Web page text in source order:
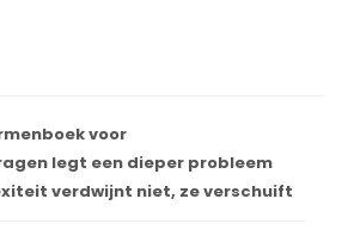
voor
legt een dieper probleem
verdwijnt niet, ze verschuift